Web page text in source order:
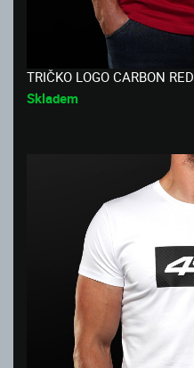
TRIČKO LOGO CARBON RED
Skladem